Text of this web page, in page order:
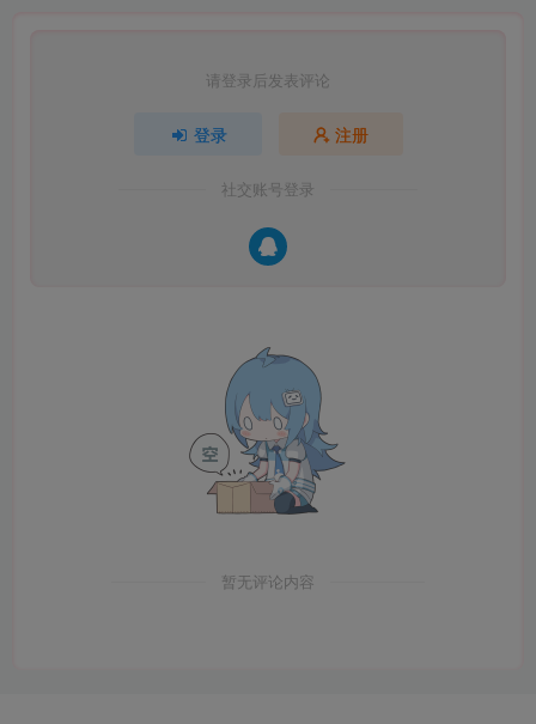
请登录后发表评论
登录 注册
社交账号登录
暂无评论内容